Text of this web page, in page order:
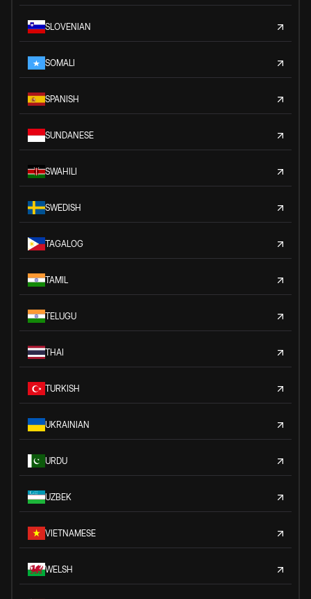
SLOVENIAN
SOMALI
SPANISH
SUNDANESE
SWAHILI
SWEDISH
TAGALOG
TAMIL
TELUGU
THAI
TURKISH
UKRAINIAN
URDU
UZBEK
VIETNAMESE
WELSH